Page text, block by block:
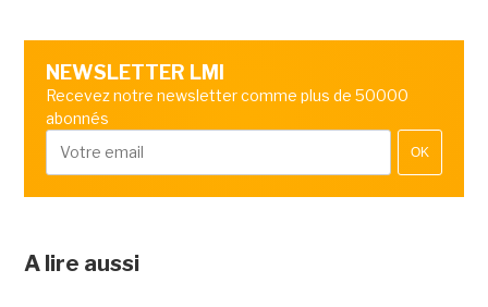
NEWSLETTER LMI
Recevez notre newsletter comme plus de 50000
abonnés
OK
A lire aussi